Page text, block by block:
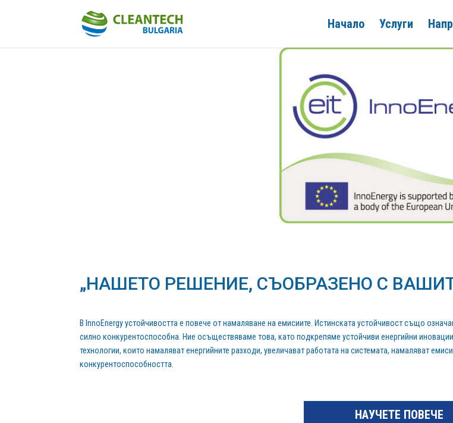
Начало Услуги
„НАШЕТО РЕШЕНИЕ, СЪОБРАЗЕНО С
В InnoEnergy устойчивостта е повече от намаляване на емисиите. Истинската устойчивост също
силно конкурентоспособна. Ние осъществяваме това, като подкрепяме устойчиви енергийни
технологии, които намаляват енергийните разходи, увеличават работата на системата, намаляват
конкурентоспособността.
НАУЧЕТЕ ПОВЕЧЕ